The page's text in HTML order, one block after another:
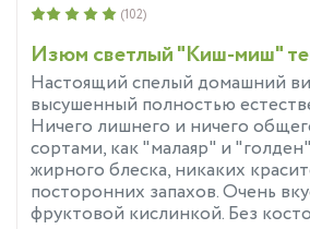
Изюм светлый "Киш-миш"
Настоящий спелый домашний
высушенный полностью
Ничего лишнего и ничего
сортами, как "малаяр" и
жирного блеска, никаких
посторонних запахов. Очень
фруктовой кислинкой. Без
(102)